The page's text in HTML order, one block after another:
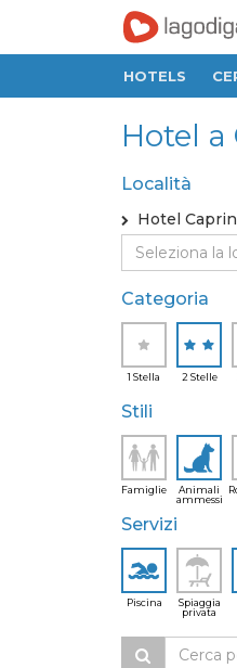
HOTELS
Hotel
Località
Hotel
Categoria
1 Stella 2 Stelle
Stili
Famiglie
Animali
ammessi
Servizi
Piscina
Spiaggia
privata